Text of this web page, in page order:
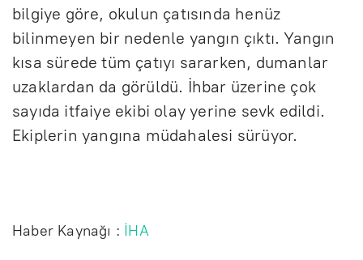
bilgiye göre, okulun çatısında henüz
bilinmeyen bir nedenle yangın çıktı. Yangın
kısa sürede tüm çatıyı sararken, dumanlar
uzaklardan da görüldü. İhbar üzerine çok
sayıda itfaiye ekibi olay yerine sevk edildi.
Ekiplerin yangına müdahalesi sürüyor.
Haber Kaynağı : İHA